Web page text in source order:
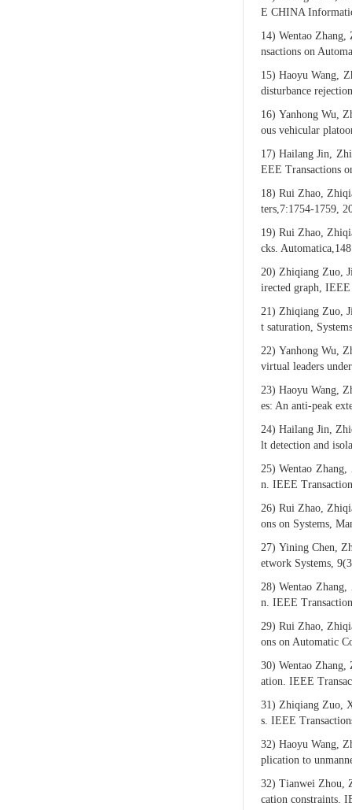
E CHINA
14) Wentao
nsactions on
15) Haoyu Wang,
disturbance
16) Yanhong Wu,
ous vehicular
17) Hailang Jin,
EEE Transactions
18) Rui Zhao,
ters,7:1754-1759,
19) Rui Zhao,
cks.
20) Zhiqiang Zuo,
irected graph,
21) Zhiqiang Zuo,
t saturation,
22) Yanhong Wu,
virtual leaders
23) Haoyu Wang,
es: An anti-peak
24) Hailang Jin,
lt detection and
25) Wentao
n. IEEE
26) Rui Zhao,
ons on Systems,
27) Yining Chen,
etwork Systems,
28) Wentao
n. IEEE
29) Rui Zhao,
ons on Automatic
30) Wentao
ation. IEEE
31) Zhiqiang Zuo,
s. IEEE
32) Haoyu Wang,
plication to
32) Tianwei Zhou,
cation constraints.